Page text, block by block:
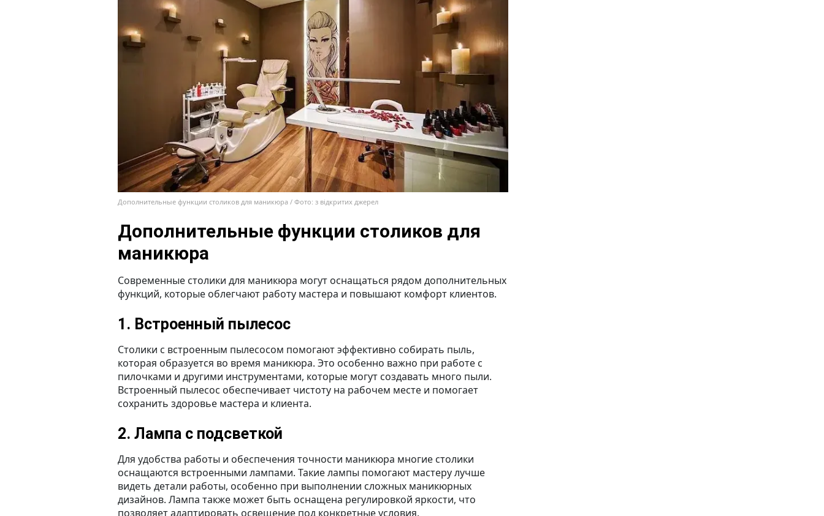
Дополнительные функции столиков для маникюра / Фото: з відкритих джерел
Дополнительные функции столиков для
маникюра
Современные столики для маникюра могут оснащаться рядом дополнительных
функций, которые облегчают работу мастера и повышают комфорт клиентов.
1. Встроенный пылесос
Столики с встроенным пылесосом помогают эффективно собирать пыль,
которая образуется во время маникюра. Это особенно важно при работе с
пилочками и другими инструментами, которые могут создавать много пыли.
Встроенный пылесос обеспечивает чистоту на рабочем месте и помогает
сохранить здоровье мастера и клиента.
2. Лампа с подсветкой
Для удобства работы и обеспечения точности маникюра многие столики
оснащаются встроенными лампами. Такие лампы помогают мастеру лучше
видеть детали работы, особенно при выполнении сложных маникюрных
дизайнов. Лампа также может быть оснащена регулировкой яркости, что
позволяет адаптировать освещение под конкретные условия.